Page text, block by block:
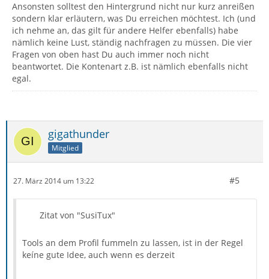
Ansonsten solltest den Hintergrund nicht nur kurz anreißen
sondern klar erläutern, was Du erreichen möchtest. Ich (und
ich nehme an, das gilt für andere Helfer ebenfalls) habe
nämlich keine Lust, ständig nachfragen zu müssen. Die vier
Fragen von oben hast Du auch immer noch nicht
beantwortet. Die Kontenart z.B. ist nämlich ebenfalls nicht
egal.
gigathunder
Mitglied
27. März 2014 um 13:22 #5
Zitat von "SusiTux"
Tools an dem Profil fummeln zu lassen, ist in der Regel
keíne gute Idee, auch wenn es derzeit